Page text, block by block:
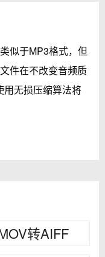
似于MP3格式，但
件在不改变音频质
用无损压缩算法将
转AIFF